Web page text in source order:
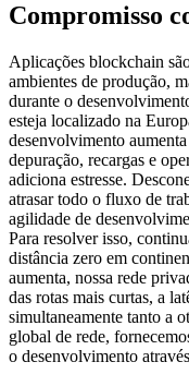
Compromisso
Aplicações blockchain
ambientes de produção,
durante o
esteja localizado na
desenvolvimento
depuração, recargas e
adiciona estresse.
atrasar todo o fluxo de
agilidade de
Para resolver isso,
distância zero em
aumenta, nossa rede
das rotas mais curtas, a
simultaneamente tanto a
global de rede,
o desenvolvimento